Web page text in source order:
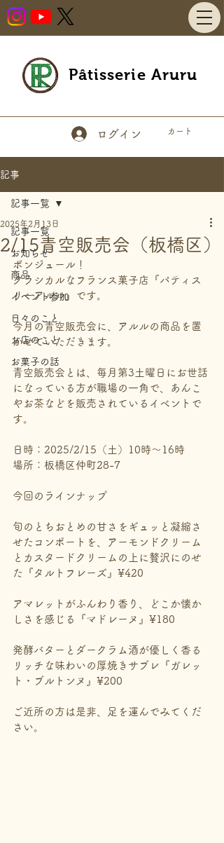
Pâtisserie Aruru
ログイン カート
記事
記事一覧
お知らせ
商品
イベント参加
日々のこと
お店のこと
お菓子の話
記事一覧
2/15青空販売会（板橋区）
2025年2月13日
ボンジュール！
クラシカルなフランス菓子店『パティス
リーアルル』です。
今月の青空販売会に、アルルの商品を置
かせていただきます。
青空販売会とは、毎月第3土曜日にお世話
になっている方が職場の一角で、あんこ
やお茶などを販売されているイベントで
す。
日時：2025/2/15（土）10時～16時
場所：板橋区仲町28-7
今回のラインナップ
旬のとちおとめの甘さをギュッと凝縮さ
せたコンポートを、アーモンドクリーム
とカスタードクリームの上に贅沢にのせ
た『タルトフレーズ』¥420
アマレットがふんわり香り、どこか懐か
しさを感じる『マドレーヌ』¥180
発酵バターとダークラム酒が優しく香る
リッチな味わいの厚焼きサブレ『ガレッ
ト・ブルトンヌ』¥200
ご近所の方は是非、足を運んでみてくだ
さい。